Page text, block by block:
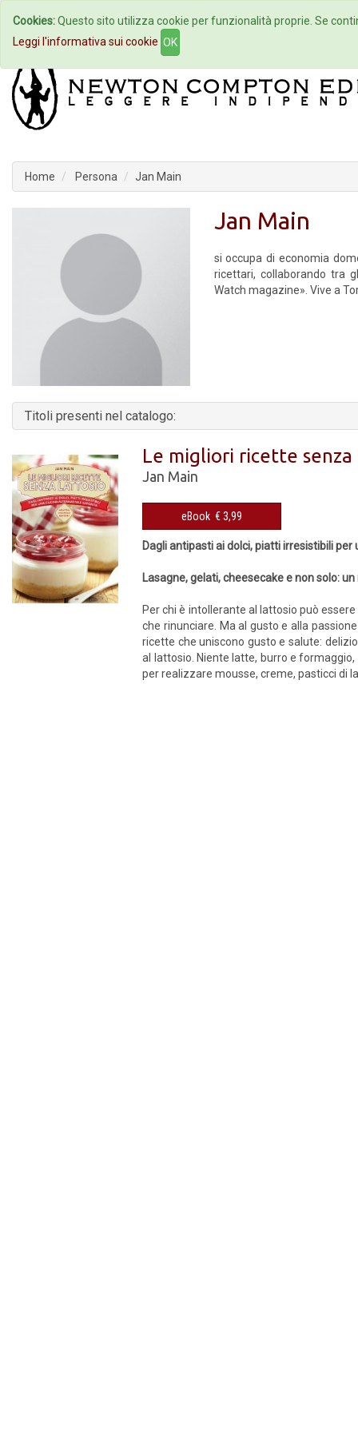
Home Autori Eventi
Home Persona Jan Main
Jan Main
si occupa di economia
ricettari, collaborando tra
Watch magazine». Vive a
Titoli presenti nel catalogo:
Le migliori ricette
Jan Main
eBook € 3,99
Dagli antipasti ai dolci, piatti irresistibili
Lasagne, gelati, cheesecake e non solo:
Per chi è intollerante al lattosio può
che rinunciare. Ma al gusto e alla
ricette che uniscono gusto e salute:
al lattosio. Niente latte, burro e
per realizzare mousse, creme, pasticci di
Cookies:Questo sito utilizza cookie per funzionalità proprie. Se
Leggi l'informativa sui cookie OK